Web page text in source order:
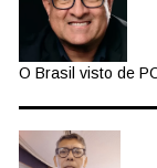
O Brasil visto de